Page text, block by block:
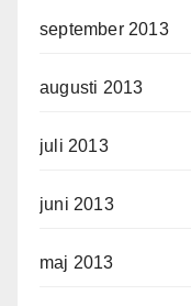
september 2013
augusti 2013
juli 2013
juni 2013
maj 2013